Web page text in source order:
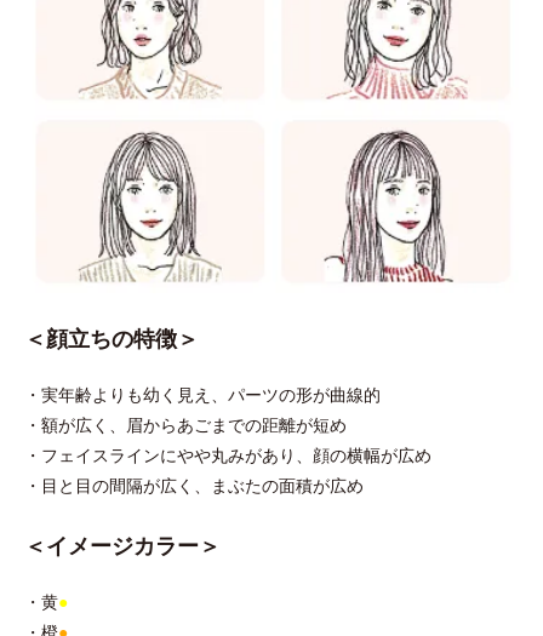
＜顔立ちの特徴＞
・実年齢よりも幼く見え、パーツの形が曲線的
・額が広く、眉からあごまでの距離が短め
・フェイスラインにやや丸みがあり、顔の横幅が広め
・目と目の間隔が広く、まぶたの面積が広め
＜イメージカラー＞
・黄●